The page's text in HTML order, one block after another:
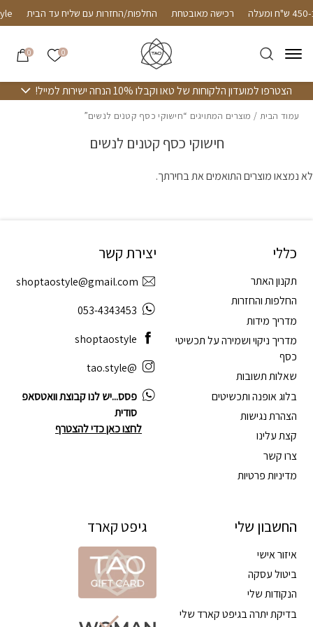
Skip to Content רכישה מאובטחת החלפות/החזרות עם שליח עד הבית
0 הרשימה
0
הצטרפו למועדון הלקוחות של טאו וקבלו 10% הנחה ישירות למייל!
עמוד הבית / מוצרים המתויגים “חישוקי כסף קטנים לנשים”
חישוקי כסף קטנים לנשים
לא נמצאו מוצרים התואמים את בחירתך.
כללי
תקנון האתר
החלפות והחזרות
מדריך מידות
מדריך ניקוי ושמירה על תכשיטי
כסף
שאלות תשובות
בלוג אופנה ותכשיטים
הצהרת נגישות
קצת עלינו
צרו קשר
מדיניות פרטיות
החשבון שלי
איזור אישי
ביטול עסקה
הנקודות שלי
בדיקת יתרה בגיפט קארד שלי
יצירת קשר
shoptaostyle@gmail.com
053-4343453
shoptaostyle
@tao.style
פסס...יש לנו קבוצת וואטסאפ
סודית
לחצו כאן כדי להצטרף
גיפט קארד
בחזרה למעלה